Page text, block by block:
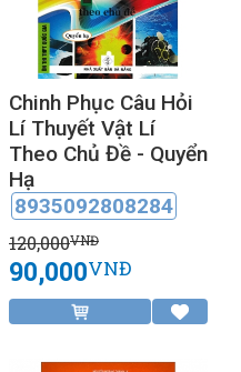
Chinh Phục Câu Hỏi
Lí Thuyết Vật Lí
Theo Chủ Đề - Quyển
Hạ
8935092808284
120,000VNĐ
90,000VNĐ